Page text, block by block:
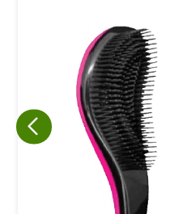
A nossa empresa está
sua privacidade,
de marketing. Você pode
qualquer momento.
Iniciar